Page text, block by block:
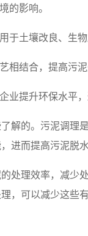
的影响。
土壤改良、生物
结合，提高污泥
提升环保水平
解的。污泥调理
进而提高污泥脱
处理效率，减少
可以减少这些